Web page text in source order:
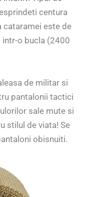
centura
cataramei este de
intr-o bucla (2400
de militar si
pantalonii tactici
sale mute si
stilul de viata! Se
obisnuiti.